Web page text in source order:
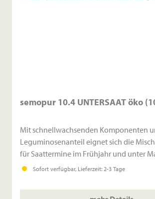
semopur 10.4 UNTERSAAT öko
Mit schnellwachsenden Komponenten
Leguminosenanteil eignet sich die
für Saattermine im Frühjahr und unter
Sofort verfügbar, Lieferzeit: 2-3 Tage